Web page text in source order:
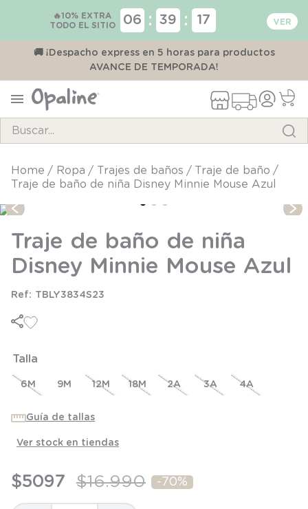
🔥10% EXTRA
TODO EL SITIO
06 : 39 : 17
🚚 ¡Despacho express en 5 horas para productos
AVANCE DE TEMPORADA!
ropa trajes de baños
traje de baño
Traje de baño de niña Disney Minnie Mouse Azul
Traje de baño de niña
Disney Minnie Mouse Azul
TBLY3834S23
Talla
6M 9M 12M 18M 2A 3A 4A
Guía de tallas
Ver stock en tiendas
$5097 $16.990 - 70%
TÉRMINOS MÁS BUSCADOS
1.
3.
zapatillas
4 .
body
5
manta
8.
9.
saco